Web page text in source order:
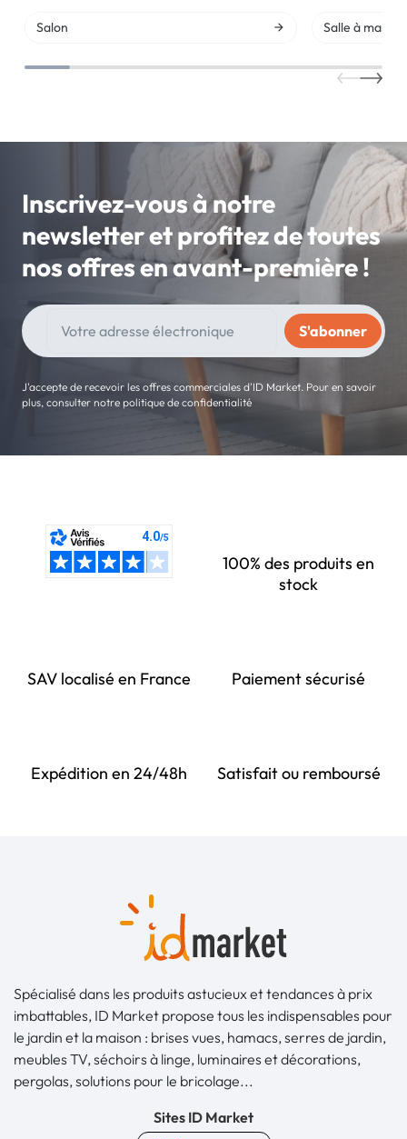
Salon Salle à
Inscrivez-vous à notre
newsletter et profitez de toutes
nos offres en avant-première !
J'accepte de recevoir les offres commerciales d'ID Market. Pour en savoir
plus, consulter notre politique de confidentialité
100% des produits en
stock
SAV localisé en France Paiement sécurisé
Expédition en 24/48h Satisfait ou remboursé
Spécialisé dans les produits astucieux et tendances à prix
imbattables, ID Market propose tous les indispensables pour
le jardin et la maison : brises vues, hamacs, serres de jardin,
meubles TV, séchoirs à linge, luminaires et décorations,
pergolas, solutions pour le bricolage...
Sites ID Market